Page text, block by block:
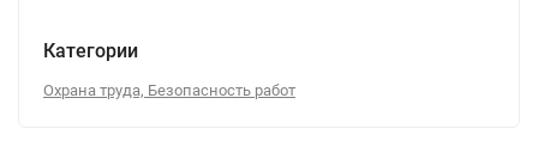
Категории
Охрана труда, Безопасность работ